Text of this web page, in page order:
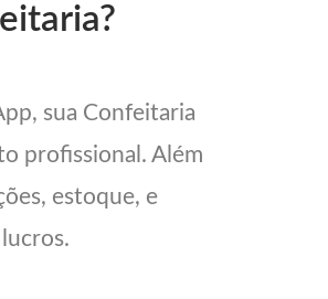
sua Confeitaria
profissional. Além
estoque, e